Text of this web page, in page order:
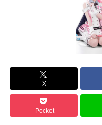
X
Pocket